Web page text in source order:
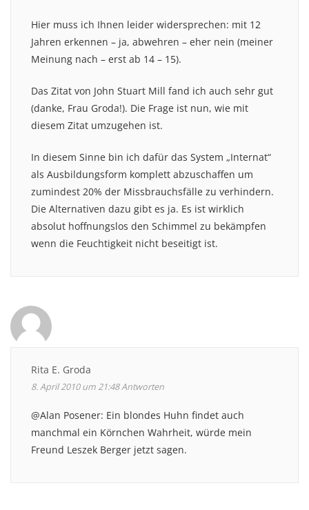
Hier muss ich Ihnen leider widersprechen: mit 12
Jahren erkennen – ja, abwehren – eher nein (meiner
Meinung nach – erst ab 14 – 15).
Das Zitat von John Stuart Mill fand ich auch sehr gut
(danke, Frau Groda!). Die Frage ist nun, wie mit
diesem Zitat umzugehen ist.
In diesem Sinne bin ich dafür das System „Internat“
als Ausbildungsform komplett abzuschaffen um
zumindest 20% der Missbrauchsfälle zu verhindern.
Die Alternativen dazu gibt es ja. Es ist wirklich
absolut hoffnungslos den Schimmel zu bekämpfen
wenn die Feuchtigkeit nicht beseitigt ist.
Rita E. Groda
8. April 2010 um 21:48Antworten
@Alan Posener: Ein blondes Huhn findet auch
manchmal ein Körnchen Wahrheit, würde mein
Freund Leszek Berger jetzt sagen.